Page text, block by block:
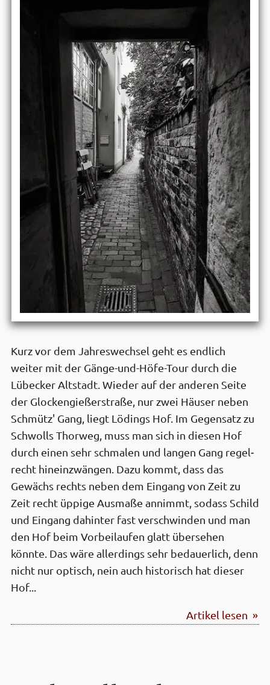
Kurz vor dem Jahres­wechsel geht es endlich
weiter mit der Gänge-und-Höfe-Tour durch die
Lübecker Alt­stadt. Wieder auf der anderen Seite
der Glocken­gießer­straße, nur zwei Häuser neben
Schmütz' Gang, liegt Lödings Hof. Im Gegen­satz zu
Schwolls Thorweg, muss man sich in diesen Hof
durch einen sehr schmalen und langen Gang regel­
recht hinein­zwängen. Dazu kommt, dass das
Gewächs rechts neben dem Eingang von Zeit zu
Zeit recht üppige Ausmaße annimmt, sodass Schild
und Eingang dahinter fast verschwinden und man
den Hof beim Vorbei­laufen glatt übersehen
könnte. Das wäre aller­dings sehr bedauer­lich, denn
nicht nur optisch, nein auch historisch hat dieser
Hof...
Artikel lesen »